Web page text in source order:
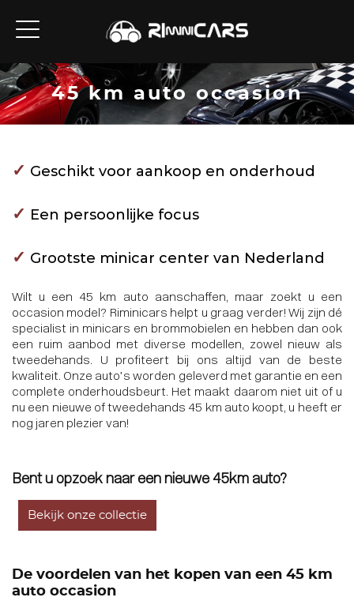
45 km auto occasion
✓ Geschikt voor aankoop en onderhoud
✓ Een persoonlijke focus
✓ Grootste minicar center van Nederland
Wilt u een 45 km auto aanschaffen, maar zoekt u een
occasion model? Riminicars helpt u graag verder! Wij zijn dé
specialist in minicars en brommobielen en hebben dan ook
een ruim aanbod met diverse modellen, zowel nieuw als
tweedehands. U profiteert bij ons altijd van de beste
kwaliteit. Onze auto’s worden geleverd met garantie en een
complete onderhoudsbeurt. Het maakt daarom niet uit of u
nu een nieuwe of tweedehands 45 km auto koopt, u heeft er
nog jaren plezier van!
Bent u opzoek naar een nieuwe 45km auto?
Bekijk onze collectie
De voordelen van het kopen van een 45 km
auto occasion